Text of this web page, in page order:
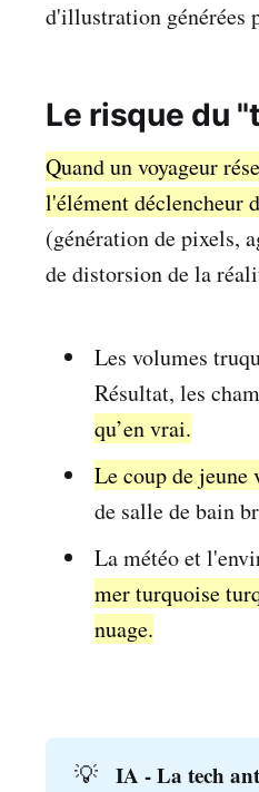
d'illustration générées
Le risque du
Quand un voyageur
l'élément déclencheur
(génération de pixels,
de distorsion de la
Les volumes
Résultat, les
qu’en vrai.
Le coup de jeune
de salle de bain
La météo et
mer turquoise
nuage.
💡 IA - La tech